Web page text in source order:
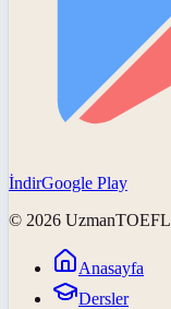
İndirGoogle Play
© 2026 UzmanTOEFL
Anasayfa
Dersler